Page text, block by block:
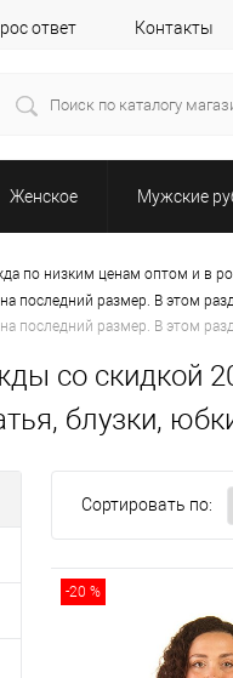
ответ Контакты
Женское Мужские
по низким ценам оптом и в
последний размер. В этом
последний размер. В этом
со скидкой
блузки,
Сортировать по:
-20 %